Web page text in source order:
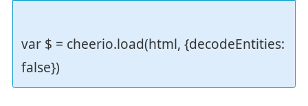
var $ = cheerio.load(html, {decodeEntities:
false})